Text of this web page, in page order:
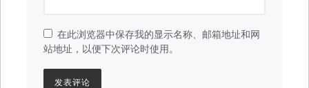
在此浏览器中保存我的显示名称、邮箱地址和网
站地址，以便下次评论时使用。